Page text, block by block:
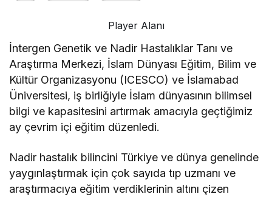
Player Alanı
İntergen Genetik ve Nadir Hastalıklar Tanı ve
Araştırma Merkezi, İslam Dünyası Eğitim, Bilim ve
Kültür Organizasyonu (ICESCO) ve İslamabad
Üniversitesi, iş birliğiyle İslam dünyasının bilimsel
bilgi ve kapasitesini artırmak amacıyla geçtiğimiz
ay çevrim içi eğitim düzenledi.
Nadir hastalık bilincini Türkiye ve dünya genelinde
yaygınlaştırmak için çok sayıda tıp uzmanı ve
araştırmacıya eğitim verdiklerinin altını çizen